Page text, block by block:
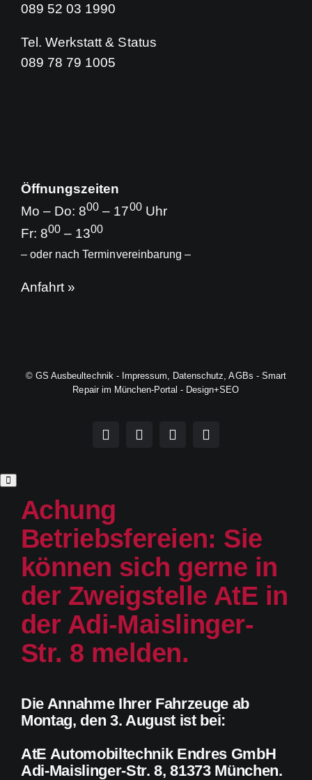
089 52 03 1990
Tel. Werkstatt & Status
089 78 79 1005
Öffnungszeiten
Mo – Do: 800 – 1700Uhr
Fr: 800 – 1300
– oder nach Terminvereinbarung –
Anfahrt »
© GS Ausbeultechnik - Impressum, Datenschutz,AGBs - Smart
Repair im München-Portal - Design+SEO
TelefonWhatsAppInstagramFacebook
Achung
Betriebsfereien: Sie
können sich gerne in
der Zweigstelle AtE in
der Adi-Maislinger-
Str. 8 melden.
Die Annahme Ihrer Fahrzeuge ab
Montag, den 3. August ist bei:
AtE Automobiltechnik Endres GmbH
Adi-Maislinger-Str. 8, 81373 München.